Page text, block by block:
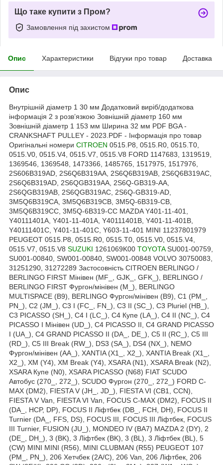
Що таке купити з Пром?
Замовлення під захистом
Опис Характеристики Відгуки про товар Доставка
Опис
Внутрішній діаметр 1 30 мм Додатковий виріб/додаткова
інформація 2 з розв’язкою Зовнішній діаметр 160 мм
Зовнішній діаметр 1 153 мм Ширина 32 мм PDF BGA -
CRANKSHAFT PULLEY - 2023.PDF - Інформація про товар
Оригінальні номери CITROEN 0515.P8, 0515.R0, 0515.T0,
0515.V0, 0515.V4, 0515.V7, 0515.V8 FORD 1147683, 1319519,
1369546, 1369548, 1473366, 1485765, 1517975, 1517976,
2S606B319AD, 2S6Q6B319AA, 2S6Q6B319AB, 2S6Q6B319AC,
2S6Q6B319AD, 2S6QGB319AA, 2S6Q-GB319-AA,
2S6QGB319AB, 2S6QGB319AC, 2S6Q-GB319-AD,
3M5Q6B319CA, 3M5Q6B319CB, 3M5Q-6B319-CB,
3M5Q6B319CC, 3M5Q-6B319-CC MAZDA Y401-11-401,
Y40111401A, Y401-11-401A, Y40111401B, Y401-11-401B,
Y40111401C, Y401-11-401C, Y603-11-401 MINI 11237801979
PEUGEOT 0515.P8, 0515.R0, 0515.T0, 0515.V0, 0515.V4,
0515.V7, 0515.V8 SUZUKI 1261069K00 TOYOTASU001-00759,
SU001-00840, SW001-00840, SW001-00848 VOLVO 30750083,
31251290, 31272289 Застосовність CITROEN BERLINGO /
BERLINGO FIRST Мінівен (MF_, GJK_, GFK_), BERLINGO /
BERLINGO FIRST Фургон/мінівен (M_), BERLINGO
MULTISPACE (B9), BERLINGO Фургон/мінівен (B9), C1 (PM_,
PN_), C2 (JM_), C3 I (FC_, FN_), C3 II (SC_), C3 Pluriel (HB_),
C3 PICASSO (SH_), C4 I (LC_), C4 Купе (LA_), C4 II (NC_), C4
PICASSO I Мінівен (UD_), C4 PICASSO II, C4 GRAND PICASSO
I (UA_), C4 GRAND PICASSO II (DA_, DE_), C5 II (RC_), C5 III
(RD_), C5 III Break (RW_), DS3 (SA_), DS4 (NX_), NEMO
Фургон/мінівен (AA_), XANTIA (X1_, X2_), XANTIA Break (X1_,
X2_), XM (Y4), XM Break (Y4), XSARA (N1), XSARA Break (N2),
XSARA Купе (N0), XSARA PICASSO (N68) FIAT SCUDO
Автобус (270_, 272_), SCUDO Фургон (270_, 272_) FORD C-
MAX (DM2), FIESTA V (JH_, JD_), FIESTA VI (CB1, CCN),
FIESTA V Van, FIESTA VI Van, FOCUS C-MAX (DM2), FOCUS II
(DA_, HCP, DP), FOCUS II Ліфтбек (DB_, FCH, DH), FOCUS II
Turnier (DA_, FFS, DS), FOCUS III, FOCUS III Ліфтбек, FOCUS
III Turnier, FUSION (JU_), MONDEO IV (BA7) MAZDA 2 (DY), 2
(DE_, DH_), 3 (BK), 3 Ліфтбек (BK), 3 (BL), 3 Ліфтбек (BL), 5
(CW) MINI MINI (R56), MINI CLUBMAN (R55) PEUGEOT 107
(PM_, PN_), 206 Хетчбек (2A/C), 206 Van, 206 Ліфтбек, 206